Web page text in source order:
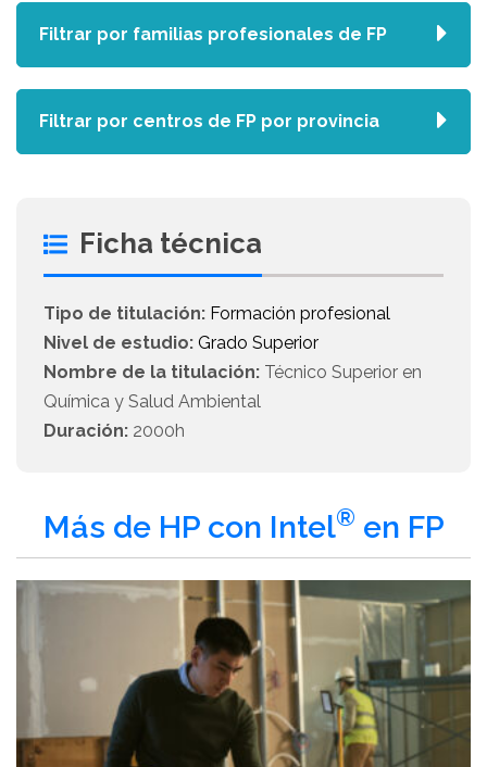
Ficha técnica
Tipo de titulación: Formación profesional
Nivel de estudio: Grado Superior
Nombre de la titulación: Técnico Superior en
Química y Salud Ambiental
Duración: 2000h
Más de HP con Intel® en FP
Filtrar por familias profesionales de FP
Filtrar por centros de FP por provincia